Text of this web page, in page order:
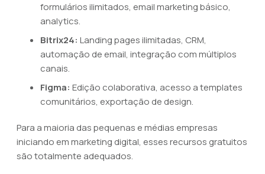
formulários ilimitados, email marketing básico,
analytics.
Bitrix24: Landing pages ilimitadas, CRM,
automação de email, integração com múltiplos
canais.
Figma: Edição colaborativa, acesso a templates
comunitários, exportação de design.
Para a maioria das pequenas e médias empresas
iniciando em marketing digital, esses recursos gratuitos
são totalmente adequados.